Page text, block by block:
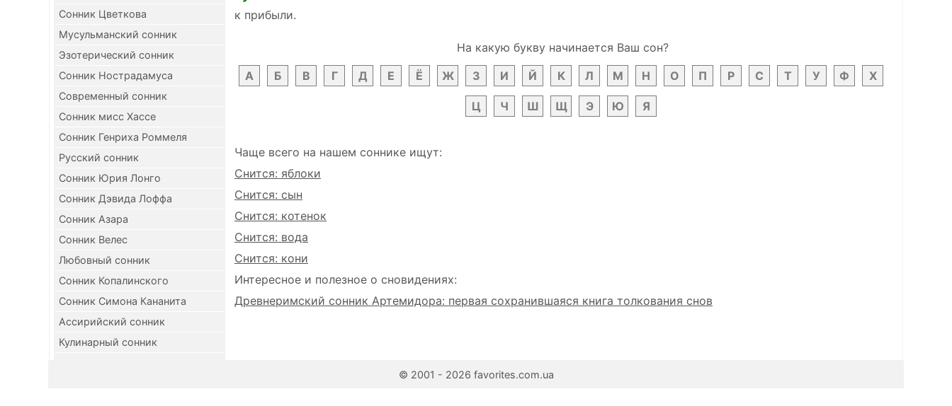
Сонник Цветкова
Мусульманский сонник
Эзотерический сонник
Сонник Нострадамуса
Современный сонник
Сонник мисс Хассе
Сонник Генриха Роммеля
Русский сонник
Сонник Юрия Лонго
Сонник Дэвида Лоффа
Сонник Азара
Сонник Велес
Любовный сонник
Сонник Копалинского
Сонник Симона Кананита
Ассирийский сонник
Кулинарный сонник
к прибыли.
На какую букву начинается Ваш сон?
А
Б В Г Д Е Ё Ж З И Й К Л М Н О П Р С Т У Ф Х
Ц Ч Ш Щ Э Ю Я
Чаще всего на нашем соннике ищут:
Снится: яблоки
Снится: сын
Снится: котенок
Снится: вода
Снится: кони
Интересное и полезное о сновидениях:
Древнеримский сонник Артемидора: первая сохранившаяся книга толкования снов
© 2001 - 2026 favorites.com.ua